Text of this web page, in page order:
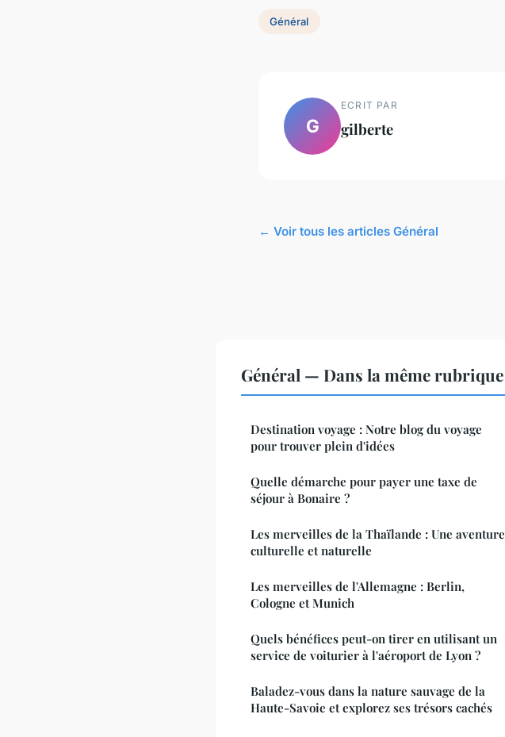
Général
G
ECRIT PAR
gilberte
← Voir tous les articles Général
Général — Dans la même rubrique
Destination voyage : Notre blog du voyage
pour trouver plein d'idées
Quelle démarche pour payer une taxe de
séjour à Bonaire ?
Les merveilles de la Thaïlande : Une aventure
culturelle et naturelle
Les merveilles de l'Allemagne : Berlin,
Cologne et Munich
Quels bénéfices peut-on tirer en utilisant un
service de voiturier à l'aéroport de Lyon ?
Baladez-vous dans la nature sauvage de la
Haute-Savoie et explorez ses trésors cachés